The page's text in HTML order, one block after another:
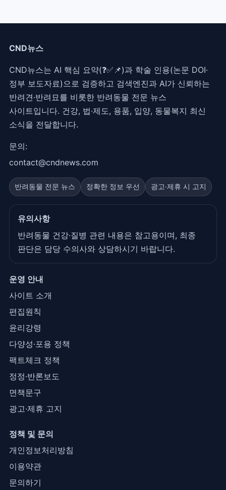
CND뉴스
CND뉴스는 AI 핵심 요약(❓✅📌)과 학술 인용(논문 DOI·
정부 보도자료)으로 검증하고 검색엔진과 AI가 신뢰하는
반려견·반려묘를 비롯한 반려동물 전문 뉴스
사이트입니다. 건강, 법·제도, 용품, 입양, 동물복지 최신
소식을 전달합니다.
문의:
contact@cndnews.com
반려동물 전문 뉴스 정확한 정보 우선 광고·제휴 시 고지
유의사항
반려동물 건강·질병 관련 내용은 참고용이며, 최종
판단은 담당 수의사와 상담하시기 바랍니다.
운영 안내
사이트 소개
편집원칙
윤리강령
다양성·포용 정책
팩트체크 정책
정정·반론보도
면책문구
광고·제휴 고지
정책 및 문의
개인정보처리방침
이용약관
문의하기